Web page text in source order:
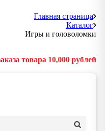
Главная страница
Каталог
Игры и головоломки
товара 10,000 рублей